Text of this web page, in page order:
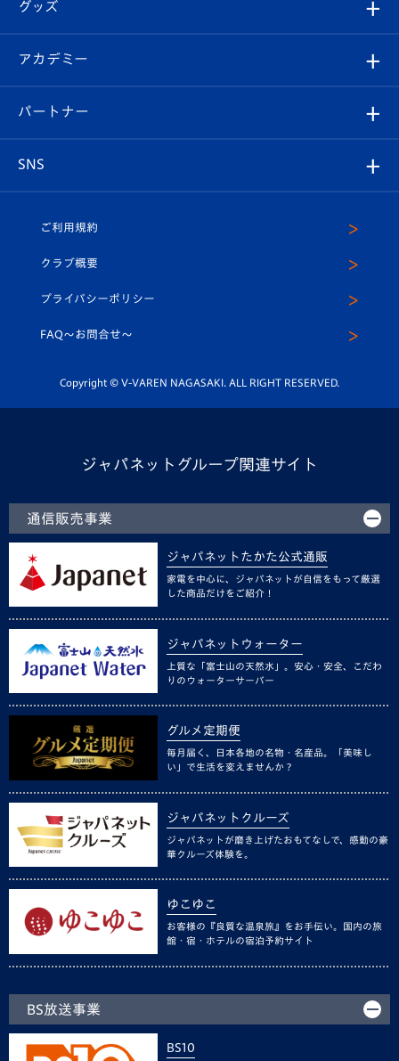
チケット
イベント
メディア
ホームタウン
スタッフプロフィール
マスコット紹介
平和祈念活動
ホームタウン活動
Revive Team
ヴィヴィくんの長崎おもてなしガイド
フォトギャラリー
スタジアムグルメ
V-LOVERS（ファンクラブ）
プレイヤーズスイート
グッズ
オンラインショップ
店舗情報
アカデミー
育成からのお知らせ
U-18
スクール
パートナー
SNS
ヴィヴィくんインスタグラム
公式LINE＠
ご利用規約
クラブ概要
プライバシーポリシー
FAQ〜お問合せ〜
Copyright © V-VAREN NAGASAKI. ALL RIGHT RESERVED.
ジャパネットグループ関連サイト
通信販売事業
ジャパネットたかた公式通販
家電を中心に、ジャパネットが自信をもって厳選
した商品だけをご紹介！
ジャパネットウォーター
上質な「富士山の天然水」。安心・安全、こだわ
りのウォーターサーバー
グルメ定期便
毎月届く、日本各地の名物・名産品。「美味し
い」で生活を変えませんか？
ジャパネットクルーズ
ジャパネットが磨き上げたおもてなしで、感動の豪
華クルーズ体験を。
ゆこゆこ
お客様の『良質な温泉旅』をお手伝い。国内の旅
館・宿・ホテルの宿泊予約サイト
BS放送事業
BS10